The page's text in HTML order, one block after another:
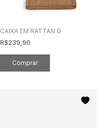
CAIXA EM RATTAN G
R$239,90